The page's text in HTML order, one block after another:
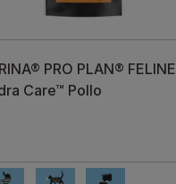
PRO PLAN® FELINE
Care™ Pollo